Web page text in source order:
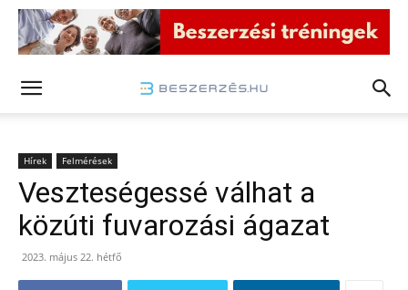
Hírek Felmérések
Veszteségessé válhat a
közúti fuvarozási ágazat
2023. május 22. hétfő